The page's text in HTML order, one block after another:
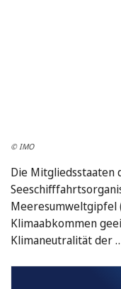
© IMO
Die
Meeresumweltgipfel
Klimaabkommen
Klimaneutralität der